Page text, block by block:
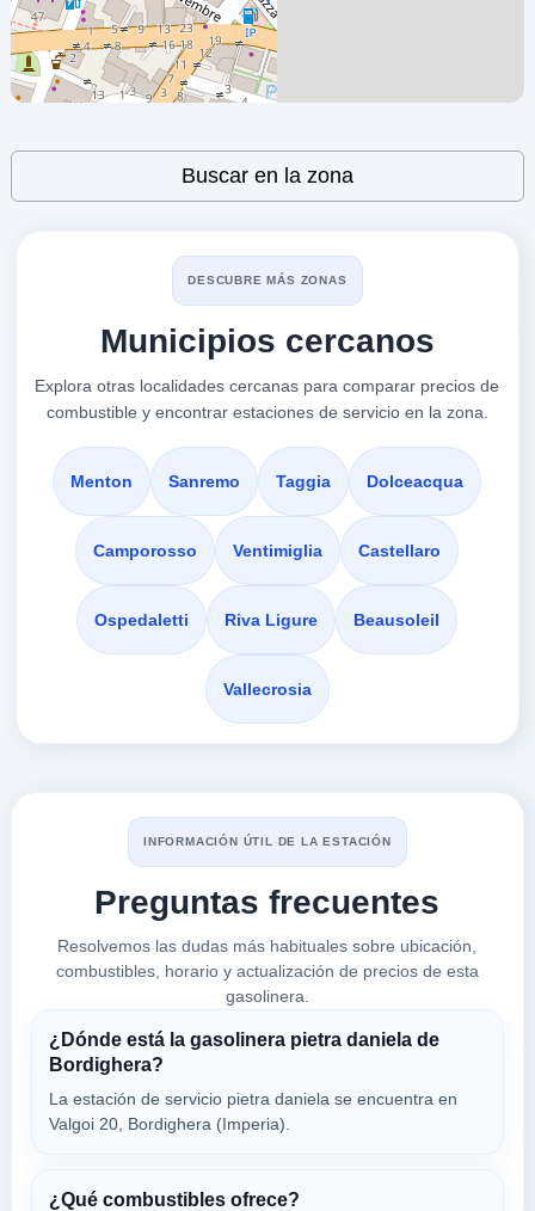
18012
Bordighera
a 1.76 Km
VER PRECIOS
1 Via Aurelia, Km. 685, Genova -
BORDIGHERA,
a 2.3 Km
Via Aurelia Km 685
VALLECROSIA,
18012
VER PRECIOS
7596
a 2.52 Km
Via Romana Traversa I
A10 Savona-ventimiglia, Km. 143+544, Est -
VER PRECIOS
168 BORDIGHERA
BORDIGHERA,
VER PRECIOS
Autostrada A10 Savona-ventimiglia, Km. 143...
Buscar en la zona
DESCUBRE MÁS ZONAS
Municipios cercanos
Explora otras localidades cercanas para comparar precios de
combustible y encontrar estaciones de servicio en la zona.
Menton Sanremo Taggia Dolceacqua
Camporosso Ventimiglia Castellaro
Ospedaletti Riva Ligure Beausoleil
Vallecrosia
INFORMACIÓN ÚTIL DE LA ESTACIÓN
Preguntas frecuentes
Resolvemos las dudas más habituales sobre ubicación,
combustibles, horario y actualización de precios de esta
gasolinera.
¿Dónde está la gasolinera pietra daniela de
Bordighera?
La estación de servicio pietra daniela se encuentra en
Valgoi 20, Bordighera (Imperia).
¿Qué combustibles ofrece?